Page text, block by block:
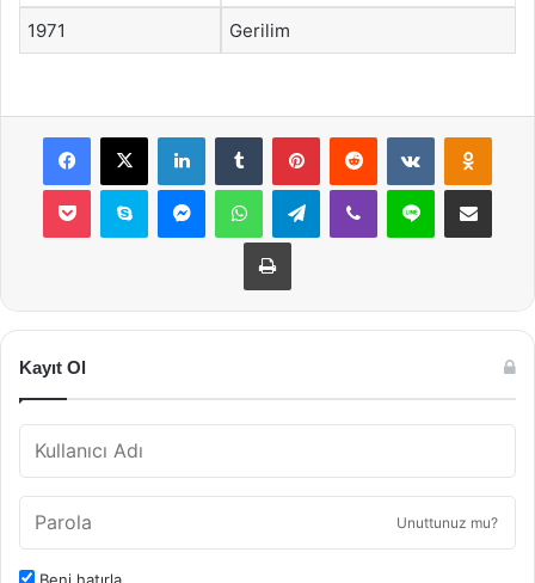
1971 Gerilim
Facebook
X LinkedInTumblr PinterestReddit VKontakte
Pocket Skype MessengerWhatsAppTelegramViber Line E-Posta ile
Yazdır
Kayıt Ol
Unuttunuz mu?